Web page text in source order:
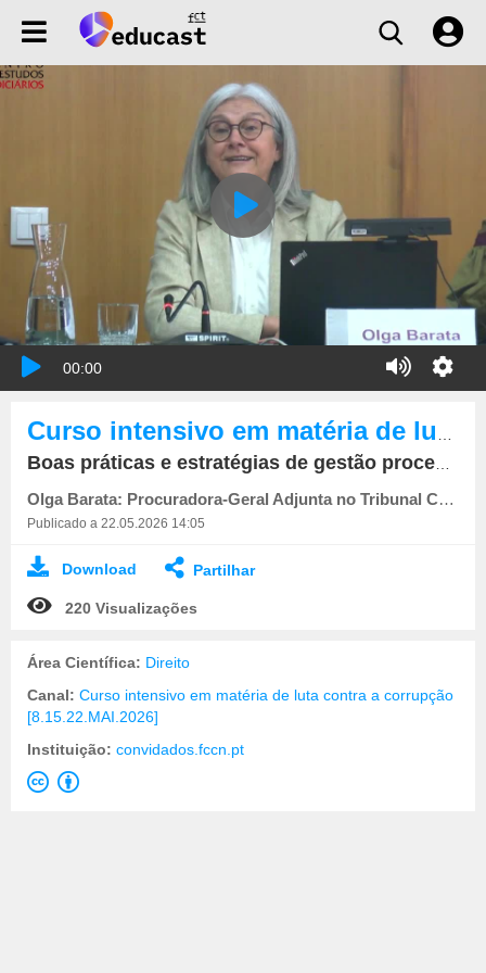
00:00
Boas práticas e estratégias de gestão processual na fase de inquérito
Olga Barata: Procuradora-Geral Adjunta no Tribunal Constitucional
Publicado a 22.05.2026 14:05
Download Partilhar
220 Visualizações
Área Científica: Direito
Canal: Curso intensivo em matéria de luta contra a corrupção
[8.15.22.MAI.2026]
Instituição: convidados.fccn.pt